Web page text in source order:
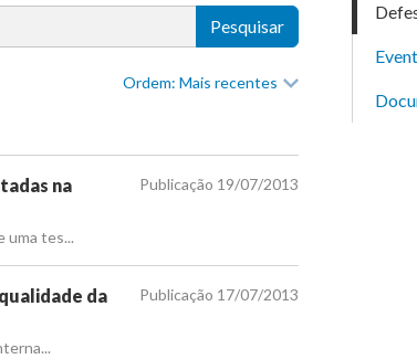
Pesquisar
Ordem: Mais recentes
na
uma tes...
Publicação 19/07/2013
da
Publicação 17/07/2013